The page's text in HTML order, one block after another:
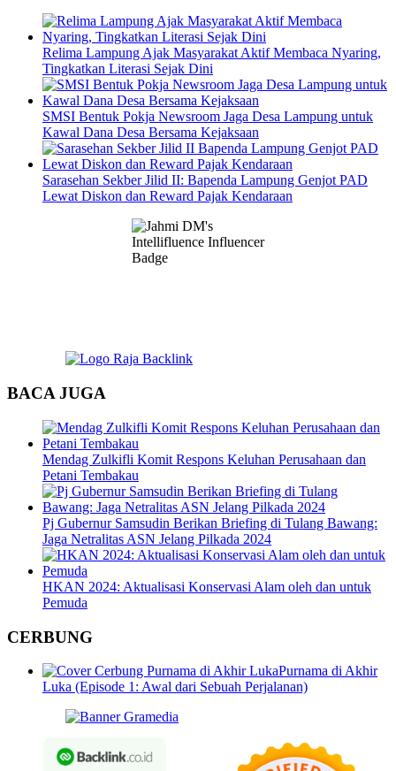
Relima Lampung Ajak Masyarakat Aktif Membaca Nyaring,
Tingkatkan Literasi Sejak Dini
SMSI Bentuk Pokja Newsroom Jaga Desa Lampung untuk
Kawal Dana Desa Bersama Kejaksaan
Sarasehan Sekber Jilid II: Bapenda Lampung Genjot PAD
Lewat Diskon dan Reward Pajak Kendaraan
BACA JUGA
Mendag Zulkifli Komit Respons Keluhan Perusahaan dan
Petani Tembakau
Pj Gubernur Samsudin Berikan Briefing di Tulang Bawang:
Jaga Netralitas ASN Jelang Pilkada 2024
HKAN 2024: Aktualisasi Konservasi Alam oleh dan untuk
Pemuda
CERBUNG
Purnama di Akhir
Luka (Episode 1: Awal dari Sebuah Perjalanan)